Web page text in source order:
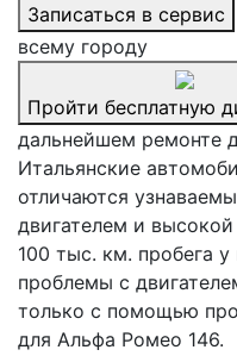
Записаться в сервис
всему городу
Пройти бесплатную
дальнейшем ремонте
Итальянские
отличаются
двигателем и
100 тыс. км. пробега
проблемы с
только с помощью
для Альфа Ромео 146.